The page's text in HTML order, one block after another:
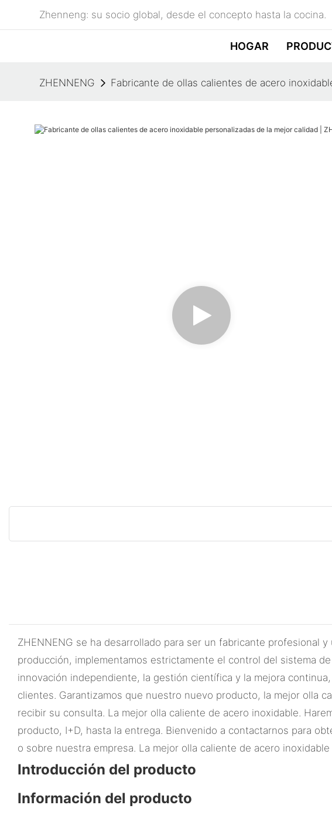
Zhenneng: su socio global, desde el concepto hasta la cocina.
HOGAR
ZHENNENG Fabricante de ollas calientes de acero
ZHENNENG se ha desarrollado para ser un fabricante profesional
producción, implementamos estrictamente el control del sistema
innovación independiente, la gestión científica y la mejora
clientes. Garantizamos que nuestro nuevo producto, la mejor olla
recibir su consulta. La mejor olla caliente de acero inoxidable.
producto, I+D, hasta la entrega. Bienvenido a contactarnos para
o sobre nuestra empresa. La mejor olla caliente de acero
Introducción del producto
Información del producto